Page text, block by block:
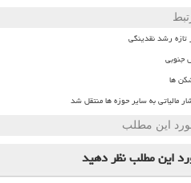
تازه رشد نقدینگی
جنوبی
ها
این مطلب
این مطلبنظر دهید